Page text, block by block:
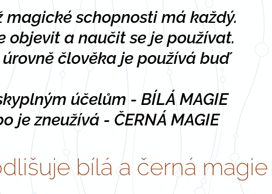
magické schopnosti má každý.
objevit a naučit se je používat.
člověka je používá buď
účelům - BÍLÁ MAGIE
je zneužívá - ČERNÁ MAGIE
bílá a černá magie